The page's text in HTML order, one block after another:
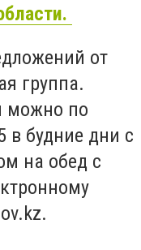
от
группа.
можно по
в будние дни с
на обед с
.